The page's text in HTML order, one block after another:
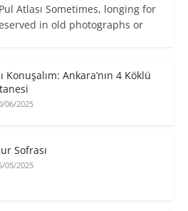
Atlası Sometimes, longing for
in old photographs or
Konuşalım: Ankara’nın 4 Köklü
06/2025
Sofrası
05/2025